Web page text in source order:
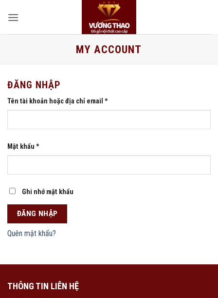
qua
MY ACCOUNT
ĐĂNG NHẬP
Tên tài khoản hoặc địa chỉ email *Bắt
buộc
Mật khẩu *Bắt
buộc
Ghi nhớ mật khẩu
ĐĂNG NHẬP
Quên mật khẩu?
THÔNG TIN LIÊN HỆ